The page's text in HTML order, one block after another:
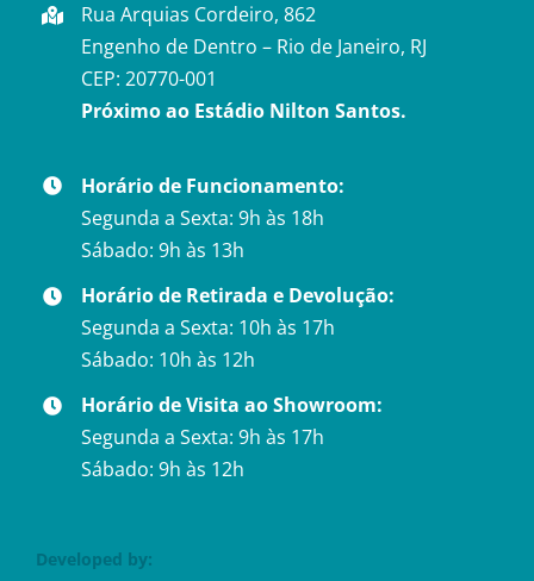
Rua Arquias Cordeiro, 862
Engenho de Dentro – Rio de Janeiro, RJ
CEP: 20770-001
Próximo ao Estádio Nilton Santos.
Horário de Funcionamento:
Segunda a Sexta: 9h às 18h
Sábado: 9h às 13h
Horário de Retirada e Devolução:
Segunda a Sexta: 10h às 17h
Sábado: 10h às 12h
Horário de Visita ao Showroom:
Segunda a Sexta: 9h às 17h
Sábado: 9h às 12h
Developed by: